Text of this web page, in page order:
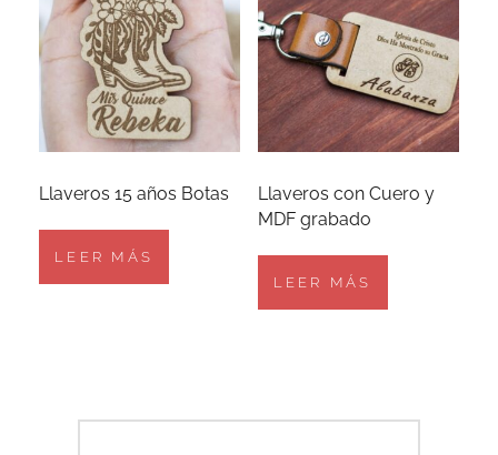
Llaveros 15 años Botas
LEER MÁS
Llaveros con Cuero y
MDF grabado
LEER MÁS